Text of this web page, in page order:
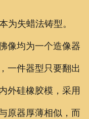
为失蜡法铸型。
像均为一个造像器
一件器型只要翻出
外硅橡胶模，采用
原器厚薄相似，而